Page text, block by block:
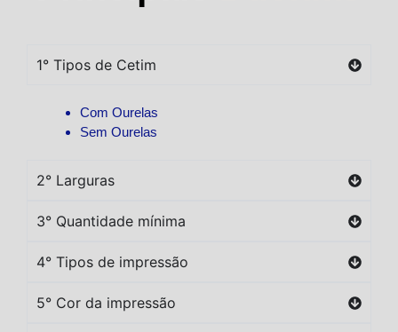
1° Tipos de Cetim
Com Ourelas
Sem Ourelas
2° Larguras
3° Quantidade mínima
4° Tipos de impressão
5° Cor da impressão